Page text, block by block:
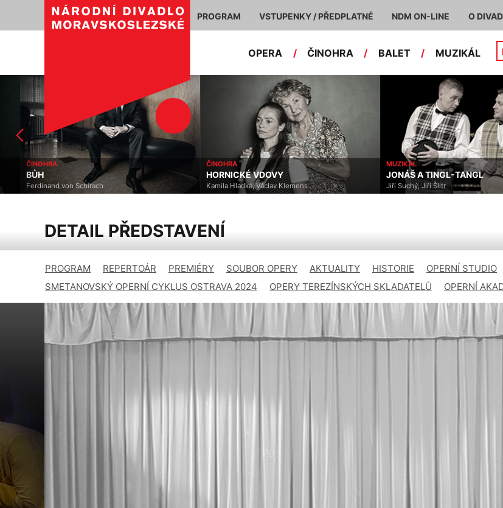
PROGRAM VSTUPENKY / PŘEDPLATNÉ NDM ON-LINE O
OPERA / ČINOHRA / BALET / MUZIKÁL
ČINOHRA
Ferdinand von Schirach
ČINOHRA
HORNICKÉ VDOVY
Kamila Hladká, Václav Klemens
MUZIKÁL
JONÁŠ A TINGL-TANGL
Jiří Suchý, Jiří Šlitr
DETAIL PŘEDSTAVENÍ
PROGRAM REPERTOÁR PREMIÉRY SOUBOR OPERY AKTUALITY HISTORIE OPERNÍ STUDIO
SMETANOVSKÝ OPERNÍ CYKLUS OSTRAVA 2024
OPERY TEREZÍNSKÝCH SKLADATELŮ OPERNÍ